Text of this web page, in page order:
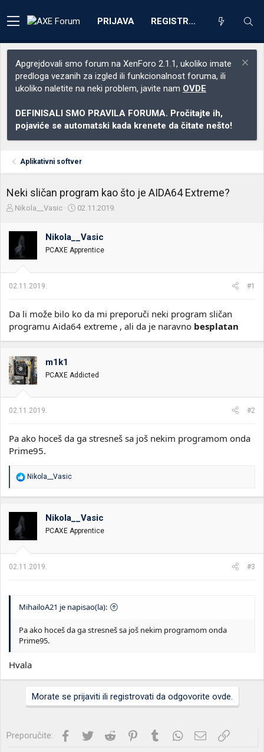
PRIJAVA REGISTRACIJA
Apgrejdovali smo forum na XenForo 2.1.1, ukoliko imate
predloga vezanih za izgled ili funkcionalnost foruma, ili
ukoliko naletite na neki problem, javite nam OVDE
DEFINISALI SMO PRAVILA FORUMA. Pročitajte ih,
pojaviće se automatski kada krenete da čitate nešto!
Aplikativni softver
Neki sličan program kao što je AIDA64 Extreme?
Z
t
n
i
k
m
e
Nikola__Vasic
D
u
m
o
t
a
02.11.2019.
Nikola__Vasic
PCAXE Apprentice
02.11.2019. #1
Da li može bilo ko da mi preporuči neki program sličan
programu Aida64 extreme , ali da je naravno besplatan
m1k1
PCAXE Addicted
02.11.2019. #2
Pa ako hoceš da ga stresneš sa još nekim programom onda
Prime95.
R
a
o
n
:
Nikola__Vasic
Nikola__Vasic
PCAXE Apprentice
02.11.2019. #3
MihailoA21 je napisao(la):
Pa ako hoceš da ga stresneš sa još nekim programom onda
Prime95.
Hvala
Morate se prijaviti ili registrovati da odgovorite ovde.
Preporučite: Facebook
Twitter Reddit PinterestTumblrWhatsApp
Imejl Link